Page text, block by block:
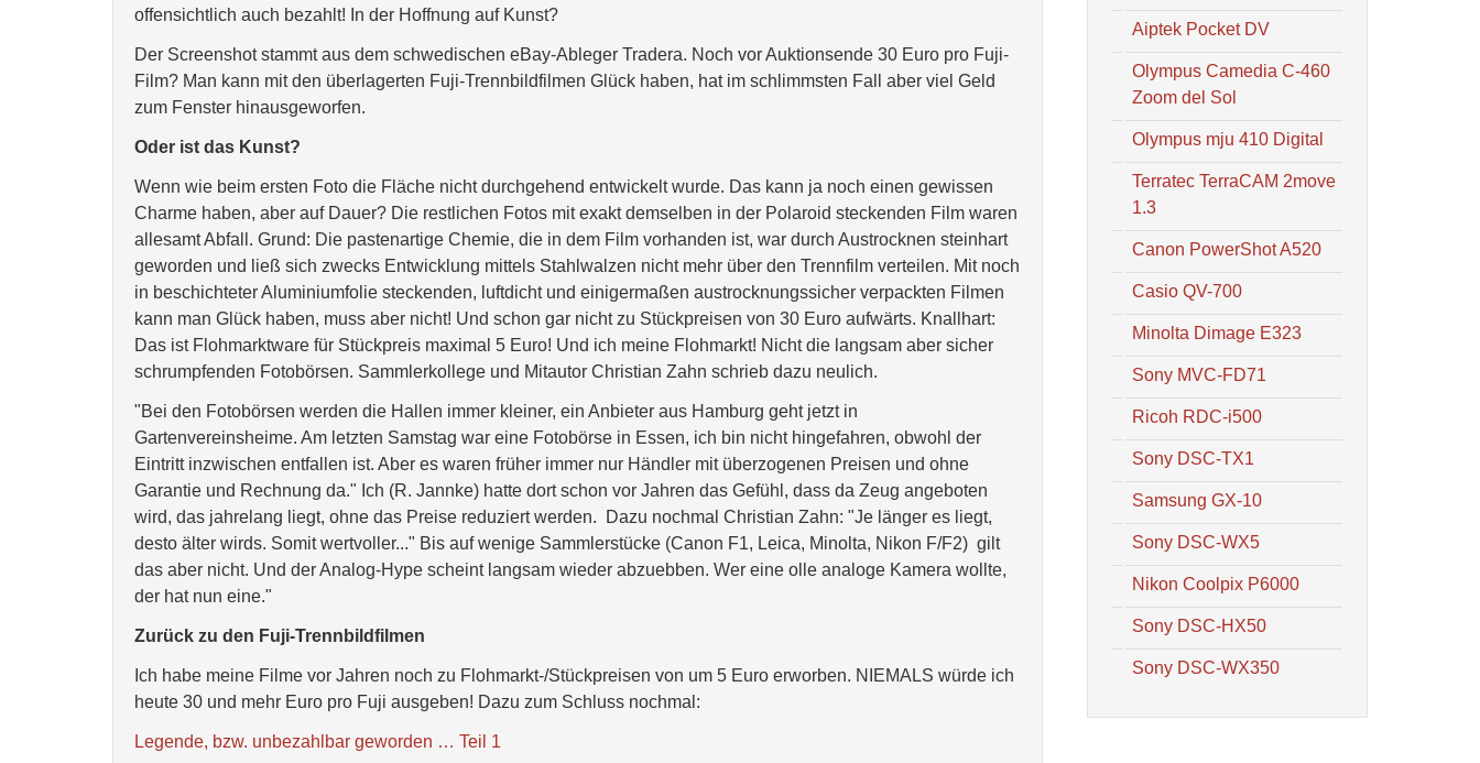
offensichtlich auch bezahlt! In der Hoffnung auf Kunst?
Der Screenshot stammt aus dem schwedischen eBay-Ableger Tradera. Noch vor Auktionsende 30 Euro pro Fuji-
Film? Man kann mit den überlagerten Fuji-Trennbildfilmen Glück haben, hat im schlimmsten Fall aber viel Geld
zum Fenster hinausgeworfen.
Oder ist das Kunst?
Wenn wie beim ersten Foto die Fläche nicht durchgehend entwickelt wurde. Das kann ja noch einen gewissen
Charme haben, aber auf Dauer? Die restlichen Fotos mit exakt demselben in der Polaroid steckenden Film waren
allesamt Abfall. Grund: Die pastenartige Chemie, die in dem Film vorhanden ist, war durch Austrocknen steinhart
geworden und ließ sich zwecks Entwicklung mittels Stahlwalzen nicht mehr über den Trennfilm verteilen. Mit noch
in beschichteter Aluminiumfolie steckenden, luftdicht und einigermaßen austrocknungssicher verpackten Filmen
kann man Glück haben, muss aber nicht! Und schon gar nicht zu Stückpreisen von 30 Euro aufwärts. Knallhart:
Das ist Flohmarktware für Stückpreis maximal 5 Euro! Und ich meine Flohmarkt! Nicht die langsam aber sicher
schrumpfenden Fotobörsen. Sammlerkollege und Mitautor Christian Zahn schrieb dazu neulich.
"Bei den Fotobörsen werden die Hallen immer kleiner, ein Anbieter aus Hamburg geht jetzt in
Gartenvereinsheime. Am letzten Samstag war eine Fotobörse in Essen, ich bin nicht hingefahren, obwohl der
Eintritt inzwischen entfallen ist. Aber es waren früher immer nur Händler mit überzogenen Preisen und ohne
Garantie und Rechnung da." Ich (R. Jannke) hatte dort schon vor Jahren das Gefühl, dass da Zeug angeboten
wird, das jahrelang liegt, ohne das Preise reduziert werden. Dazu nochmal Christian Zahn: "Je länger es liegt,
desto älter wirds. Somit wertvoller..." Bis auf wenige Sammlerstücke (Canon F1, Leica, Minolta, Nikon F/F2) gilt
das aber nicht. Und der Analog-Hype scheint langsam wieder abzuebben. Wer eine olle analoge Kamera wollte,
der hat nun eine."
Zurück zu den Fuji-Trennbildfilmen
Ich habe meine Filme vor Jahren noch zu Flohmarkt-/Stückpreisen von um 5 Euro erworben. NIEMALS würde ich
heute 30 und mehr Euro pro Fuji ausgeben! Dazu zum Schluss nochmal:
Legende, bzw. unbezahlbar geworden … Teil 1
Aiptek Pocket DV
Olympus Camedia C-460
Zoom del Sol
Olympus mju 410 Digital
Terratec TerraCAM 2move
1.3
Canon PowerShot A520
Casio QV-700
Minolta Dimage E323
Sony MVC-FD71
Ricoh RDC-i500
Sony DSC-TX1
Samsung GX-10
Sony DSC-WX5
Nikon Coolpix P6000
Sony DSC-HX50
Sony DSC-WX350